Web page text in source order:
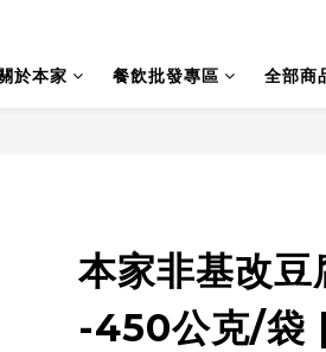
於本家 餐飲批發專區 全部商
本家非基改豆
-450公克/袋